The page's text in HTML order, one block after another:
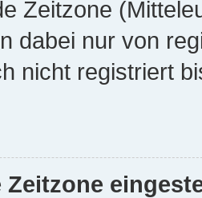
Zeitzone
dabei nur von
nicht registriert
Zeitzone